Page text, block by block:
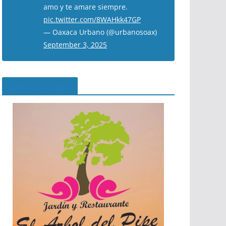
amo y te amare siempre.
pic.twitter.com/8WAHkk47GP
— Oaxaca Urbano (@urbanosoax)
September 3, 2025